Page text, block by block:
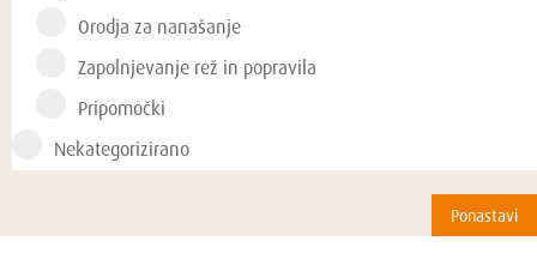
Orodja za nanašanje
Zapolnjevanje rež in popravila
Pripomočki
Nekategorizirano
Ponastavi